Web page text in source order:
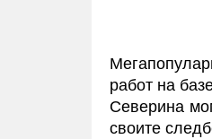
работ на
Северина
своите